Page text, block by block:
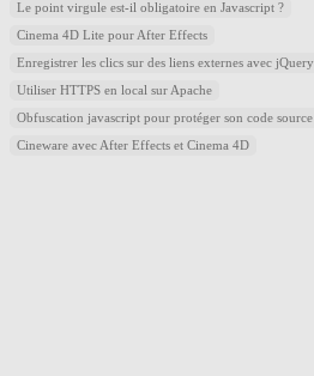
Le point virgule est-il obligatoire en Javascript ?
Cinema 4D Lite pour After Effects
Enregistrer les clics sur des liens externes avec jQuery
Utiliser HTTPS en local sur Apache
Obfuscation javascript pour protéger son code source
Cineware avec After Effects et Cinema 4D